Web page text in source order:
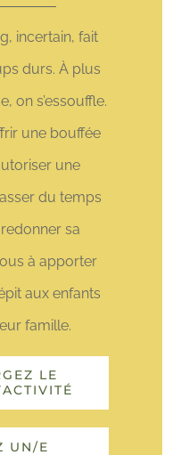
incertain, fait
durs. À plus
on s’essouffle.
une bouffée
une
du temps
sa
à apporter
aux enfants
famille.
LE
UN/E